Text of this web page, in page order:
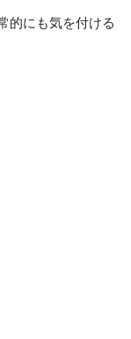
的にも気を付ける